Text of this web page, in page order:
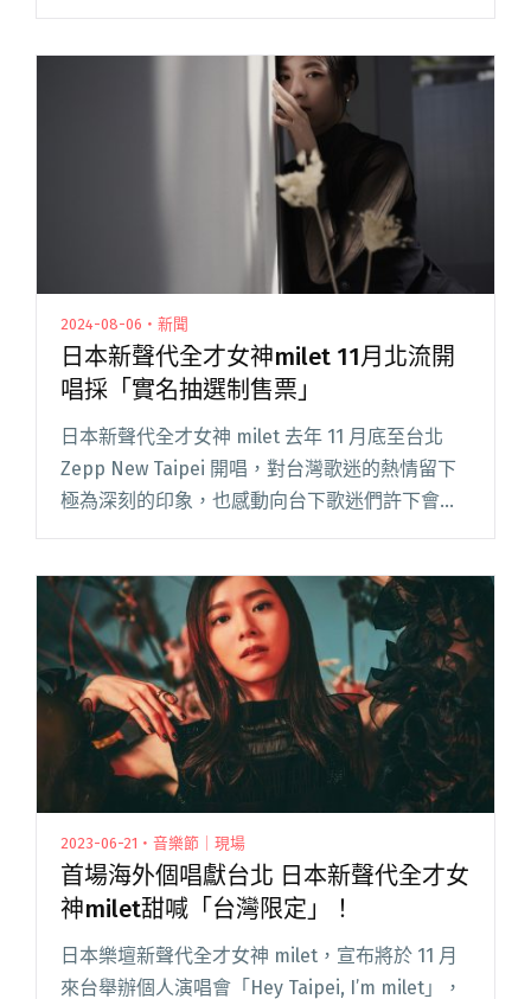
於釋出萬眾期待的女神波，由日本超人氣創作才
個別展現不閱讀全文 "2026大港開唱祭出最終波
陣容！日本創作才女milet、台灣電音女王謝金燕
2024-08-06・新聞
日本新聲代全才女神milet 11月北流開
唱採「實名抽選制售票」
日本新聲代全才女神 milet 去年 11 月底至台北
Zepp New Taipei 開唱，對台灣歌迷的熱情留下
極為深刻的印象，也感動向台下歌迷們許下會盡
新聲代全才女神milet 11月北流開唱採「實名抽選
制售票」"
2023-06-21・音樂節｜現場
首場海外個唱獻台北 日本新聲代全才女
神milet甜喊「台灣限定」！
日本樂壇新聲代全才女神 milet，宣布將於 11 月
來台舉辦個人演唱會「Hey Taipei, I’m milet」，